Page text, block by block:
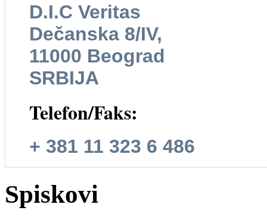
D.I.C Veritas
Dečanska 8/IV,
11000 Beograd
SRBIJA
Telefon/Faks:
+ 381 11 323 6 486
Spiskovi